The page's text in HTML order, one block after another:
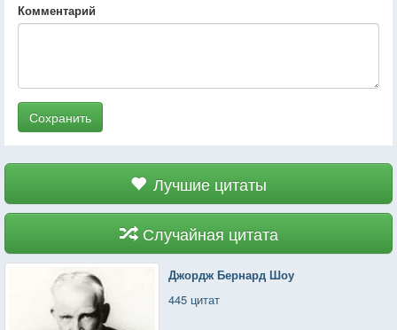
Комментарий
Сохранить
Лучшие цитаты
Случайная цитата
Джордж Бернард Шоу
445 цитат